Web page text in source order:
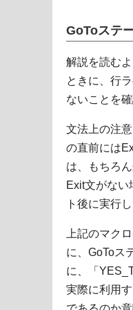
GoToステ
解説を読む
ときに、行
ないことを
文法上の注
の直前には
は、もちろ
Exit文がな
ト後に実行
上記のマク
に、GoToス
に、「
実際に利用